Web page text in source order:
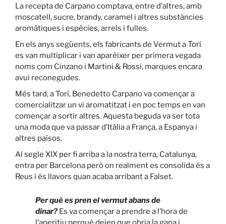
La recepta de Carpano comptava, entre d’altres, amb
moscatell, sucre, brandy, caramel i altres substàncies
aromàtiques i espècies, arrels i fulles.
En els anys següents, els fabricants de Vermut a Torí
es van multiplicar i van aparèixer per primera vegada
noms com Cinzano i Martini & Rossi, marques encara
avui reconegudes.
Més tard, a Torí, Benedetto Carpano va començar a
comercialitzar un vi aromatitzat i en poc temps en van
començar a sortir altres. Aquesta beguda va ser tota
una moda que va passar d’Itàlia a França, a Espanya i
altres països.
Al segle XIX per fi arriba a la nostra terra, Catalunya,
entra per Barcelona però on realment es consolida és a
Reus i és llavors quan acaba arribant a Falset.
Per què es pren el vermut abans de
dinar? Es va començar a prendre a l’hora de